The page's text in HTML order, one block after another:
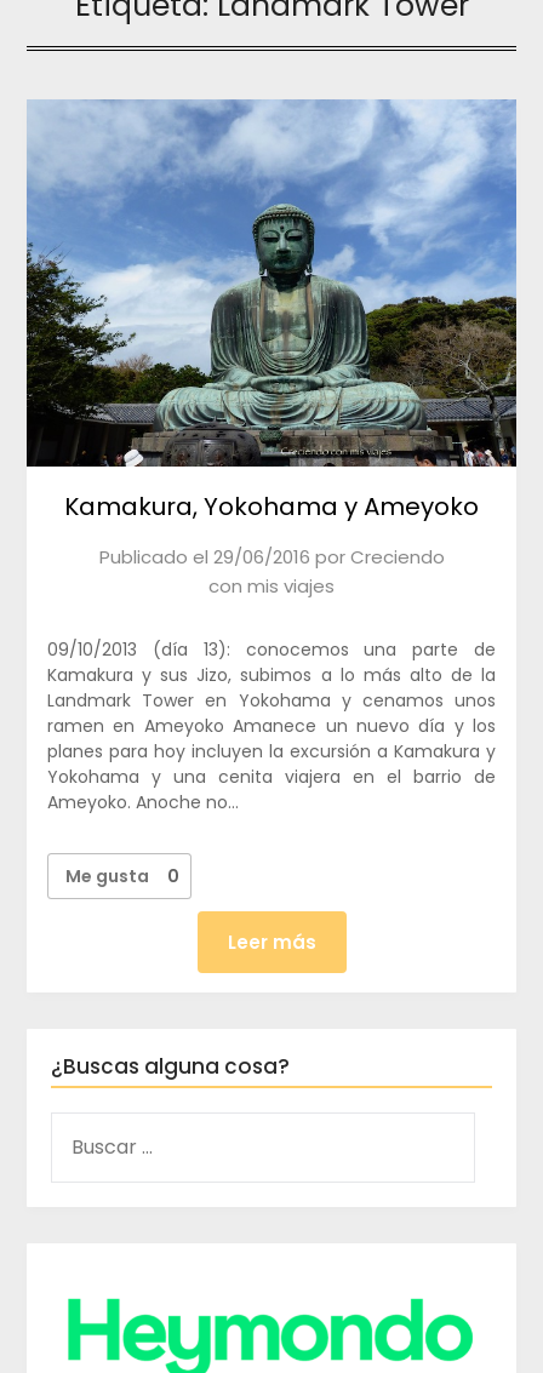
Kamakura, Yokohama y Ameyoko
Publicado el 29/06/2016 porCreciendo
con mis viajes
09/10/2013 (día 13): conocemos una parte de
Kamakura y sus Jizo, subimos a lo más alto de la
Landmark Tower en Yokohama y cenamos unos
ramen en Ameyoko Amanece un nuevo día y los
planes para hoy incluyen la excursión a Kamakura y
Yokohama y una cenita viajera en el barrio de
Ameyoko. Anoche no…
Me gusta 0
Leer más
¿Buscas alguna cosa?